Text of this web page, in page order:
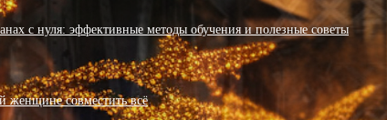
с нуля: эффективные методы обучения и полезные советы
женщине совместить всё